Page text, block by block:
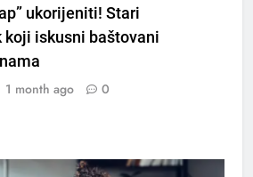
ukorijeniti! Stari
iskusni baštovani
1 month ago
0